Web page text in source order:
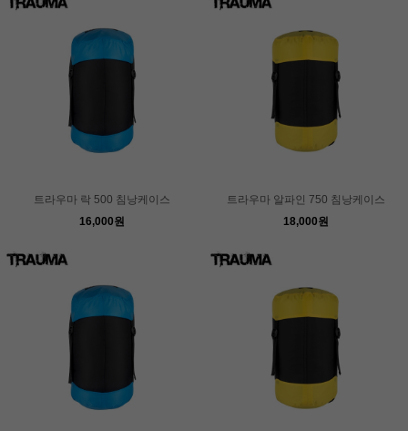
트라우마 락 500 침낭케이스
16,000원
트라우마 알파인 750 침낭케이스
18,000원